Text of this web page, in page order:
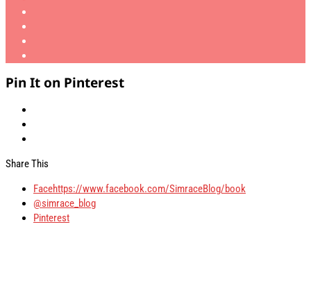
Pin It on Pinterest
Share This
Facehttps://www.facebook.com/SimraceBlog/book
@simrace_blog
Pinterest